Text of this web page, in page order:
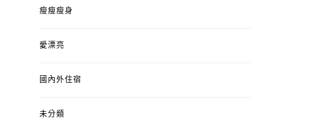
瘦瘦瘦身
愛漂亮
國內外住宿
未分類